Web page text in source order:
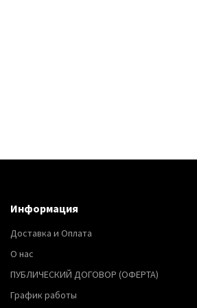
Информация
Доставка и Оплата
О нас
ПУБЛИЧЕСКИЙ ДОГОВОР (ОФЕРТА)
График работы